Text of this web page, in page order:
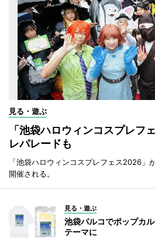
見る・遊ぶ
「池袋ハロウィンコスプレ
レパレードも
「池袋ハロウィンコスプレフェス2026」
開催される。
見る・遊ぶ
池袋パルコでポップカ
テーマに